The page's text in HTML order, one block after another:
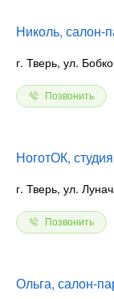
Николь, салон-
г. Тверь, ул.
Позвонить
НоготОК,
г. Тверь, ул.
Позвонить
Ольга, салон-